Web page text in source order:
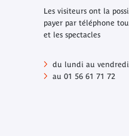
Les visiteurs ont la
payer par téléphone
et les spectacles
du lundi au
au 01 56 61 71 72